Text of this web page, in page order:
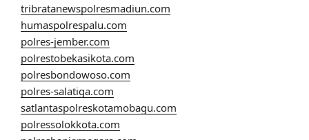
tribratanewspolresmadiun.com
humaspolrespalu.com
polres-jember.com
polrestobekasikota.com
polresbondowoso.com
polres-salatiga.com
satlantaspolreskotamobagu.com
polressolokkota.com